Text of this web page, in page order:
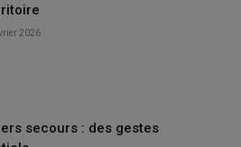
2026
secours : des gestes